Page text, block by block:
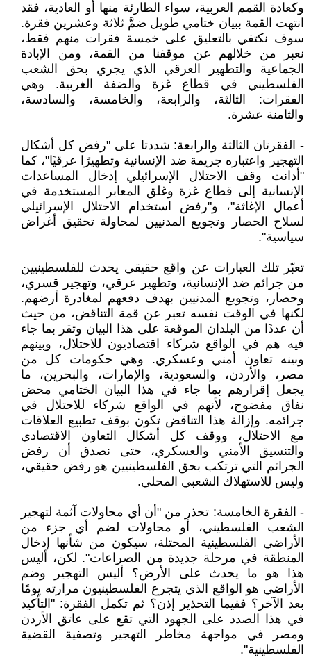
وكعادة القمم العربية، سواء الطارئة منها أو العادية، فقد
انتهت القمة ببيان ختامي طويل ضمَّ ثلاثة وعشرين فقرة.
سوف نكتفي بالتعليق على خمسة فقرات منهم فقط،
نعبر من خلالهم عن موقفنا من القمة، ومن الإبادة
الجماعية والتطهير العرقي الذي يجري بحق الشعب
الفلسطيني في قطاع غزة والضفة الغربية. وهي
الفقرات: الثالثة، والرابعة، والخامسة، والسادسة،
والثامنة عشرة.
- الفقرتان الثالثة والرابعة: شددتا على "رفض كل أشكال
التهجير واعتباره جريمة ضد الإنسانية وتطهيرًا عرقيًا"، كما
"أدانت وقف الاحتلال الإسرائيلي إدخال المساعدات
الإنسانية إلى قطاع غزة وغلق المعابر المستخدمة في
أعمال الإغاثة"، و"رفض استخدام الاحتلال الإسرائيلي
لسلاح الحصار وتجويع المدنيين لمحاولة تحقيق أغراض
سياسية".
تعبّر تلك العبارات عن واقع حقيقي يحدث للفلسطينيين
من جرائم ضد الإنسانية، وتطهير عرقي، وتهجير قسري،
وحصار، وتجويع المدنيين بهدف دفعهم لمغادرة أرضهم.
لكنها في الوقت نفسه تعبر عن قمة التناقض، من حيث
أن عددًا من البلدان الموقعة على هذا البيان وتقر بما جاء
فيه هم في الواقع شركاء اقتصاديون للاحتلال، وبينهم
وبينه تعاون أمني وعسكري. وهي حكومات كل من
مصر، والأردن، والسعودية، والإمارات، والبحرين، ما
يجعل إقرارهم بما جاء في هذا البيان الختامي محض
نفاق مفضوح، لأنهم في الواقع شركاء للاحتلال في
جرائمه. وإزالة هذا التناقض تكون بوقف تطبيع العلاقات
مع الاحتلال، ووقف كل أشكال التعاون الاقتصادي
والتنسيق الأمني والعسكري، حتى نصدق أن رفض
الجرائم التي ترتكب بحق الفلسطينيين هو رفض حقيقي،
وليس للاستهلاك الشعبي المحلي.
- الفقرة الخامسة: تحذر من "أن أي محاولات آثمة لتهجير
الشعب الفلسطيني، أو محاولات لضم أي جزء من
الأراضي الفلسطينية المحتلة، سيكون من شأنها إدخال
المنطقة في مرحلة جديدة من الصراعات". لكن، أليس
هذا هو ما يحدث على الأرض؟ أليس التهجير وضم
الأراضي هو الواقع الذي يتجرع الفلسطينيون مرارته يومًا
بعد الآخر؟ ففيما التحذير إذن؟ ثم تكمل الفقرة: "التأكيد
في هذا الصدد على الجهود التي تقع على عاتق الأردن
ومصر في مواجهة مخاطر التهجير وتصفية القضية
الفلسطينية".